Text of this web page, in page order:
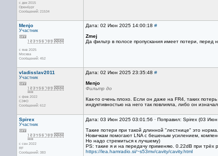
с дек 2015
Оренбург
Сообщений: 21534
Menjo
Участник
с янв 2025
Москва
Сообщений: 452
Дата: 02 Июн 2025 14:00:18 #
Zmej
Да фильтр в полосе пропускания имеет потери,
vladisslav2011
Участник
с фев 2022
СЗФО
Сообщений: 612
Дата: 02 Июн 2025 23:35:48 #
Menjo
Фильтр до
Как-то очень плохо. Если он даже на FR4, таких
индуктивностью на него так повлияла, либо он
Spirex
Участник
с сен 2022
RF
Сообщений: 383
Дата: 03 Июн 2025 03:01:56 · Поправил: Spirex (03
Такие потери при такой длинной "лестнице" это
Новичкам помогают LNA с бешеным усилением,
Но надо стремиться к лучшему)
PS: такие я и на передачу применяю. 0.22dB при трёх
https://lea.hamradio.si/~s53mv/cavity/cavity.html